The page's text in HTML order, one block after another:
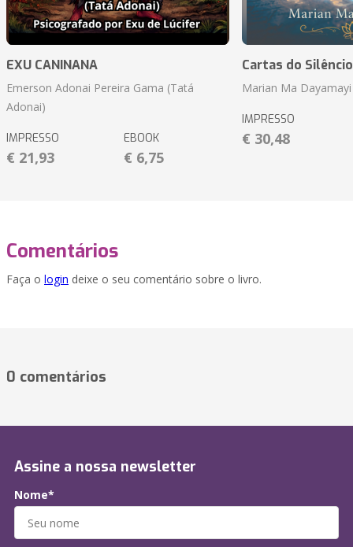
EXU CANINANA
Emerson Adonai Pereira Gama (Tatá
Adonai)
IMPRESSO
€ 21,93
EBOOK
€ 6,75
Cartas do Silêncio
Marian Ma Dayamayi
IMPRESSO
€ 30,48
Comentários
Faça o login deixe o seu comentário sobre o livro.
0 comentários
Assine a nossa newsletter
Nome*